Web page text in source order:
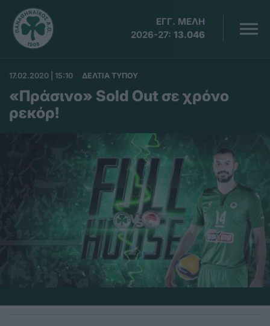
ΕΓΓ. ΜΕΛΗ
2026-27: 13.046
17.02.2020 | 15:10 ΔΕΛΤΙΑ ΤΥΠΟΥ
«Πράσινο» Sold Οut σε χρόνο
ρεκόρ!